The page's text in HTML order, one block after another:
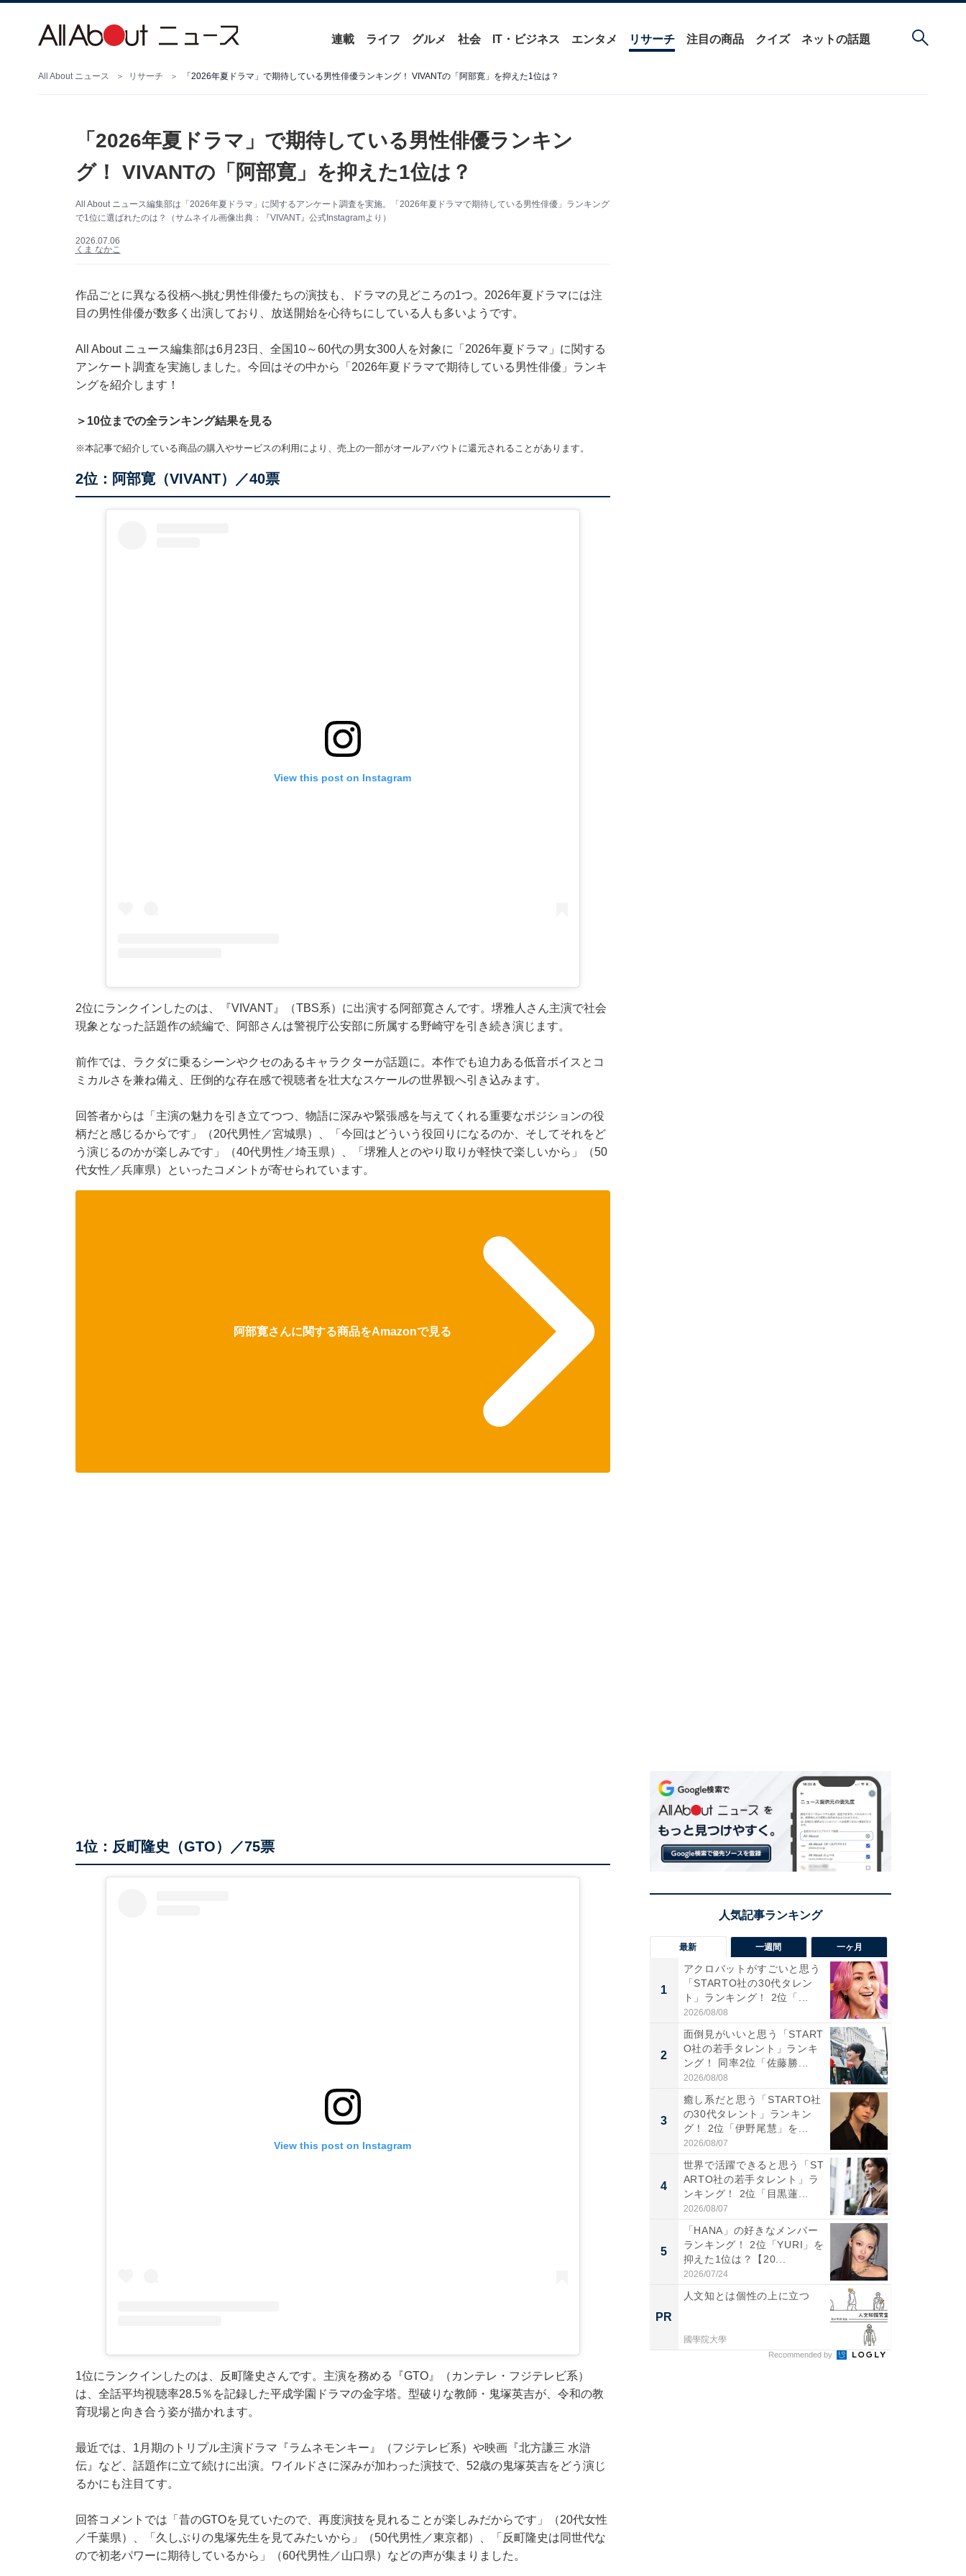
連載 ライフ グルメ 社会 IT・ビジネス エンタメ リサーチ 注目の商品 クイズ ネットの話題
All About ニュース リサーチ 「2026年夏ドラマ」で期待している男性俳優ランキング！ VIVANTの「阿部寛」を抑えた1位は？
「2026年夏ドラマ」で期待している男性俳優ランキン
グ！ VIVANTの「阿部寛」を抑えた1位は？
All About ニュース編集部は「2026年夏ドラマ」に関するアンケート調査を実施。「2026年夏ドラマで期待している男性俳優」ランキング
で1位に選ばれたのは？（サムネイル画像出典：『VIVANT』公式Instagramより）
2026.07.06
くま なかこ
作品ごとに異なる役柄へ挑む男性俳優たちの演技も、ドラマの見どころの1つ。2026年夏ドラマには注
目の男性俳優が数多く出演しており、放送開始を心待ちにしている人も多いようです。
All About ニュース編集部は6月23日、全国10～60代の男女300人を対象に「2026年夏ドラマ」に関する
アンケート調査を実施しました。今回はその中から「2026年夏ドラマで期待している男性俳優」ランキ
ングを紹介します！
＞10位までの全ランキング結果を見る
※本記事で紹介している商品の購入やサービスの利用により、売上の一部がオールアバウトに還元されることがあります。
2位：阿部寛（VIVANT）／40票
View this post on Instagram
2位にランクインしたのは、『VIVANT』（TBS系）に出演する阿部寛さんです。堺雅人さん主演で社会
現象となった話題作の続編で、阿部さんは警視庁公安部に所属する野崎守を引き続き演じます。
前作では、ラクダに乗るシーンやクセのあるキャラクターが話題に。本作でも迫力ある低音ボイスとコ
ミカルさを兼ね備え、圧倒的な存在感で視聴者を壮大なスケールの世界観へ引き込みます。
回答者からは「主演の魅力を引き立てつつ、物語に深みや緊張感を与えてくれる重要なポジションの役
柄だと感じるからです」（20代男性／宮城県）、「今回はどういう役回りになるのか、そしてそれをど
う演じるのかが楽しみです」（40代男性／埼玉県）、「堺雅人とのやり取りが軽快で楽しいから」（50
代女性／兵庫県）といったコメントが寄せられています。
阿部寛さんに関する商品をAmazonで見る
1位：反町隆史（GTO）／75票
View this post on Instagram
1位にランクインしたのは、反町隆史さんです。主演を務める『GTO』（カンテレ・フジテレビ系）
は、全話平均視聴率28.5％を記録した平成学園ドラマの金字塔。型破りな教師・鬼塚英吉が、令和の教
育現場と向き合う姿が描かれます。
最近では、1月期のトリプル主演ドラマ『ラムネモンキー』（フジテレビ系）や映画『北方謙三 水滸
伝』など、話題作に立て続けに出演。ワイルドさに深みが加わった演技で、52歳の鬼塚英吉をどう演じ
るかにも注目てす。
回答コメントでは「昔のGTOを見ていたので、再度演技を見れることが楽しみだからです」（20代女性
／千葉県）、「久しぶりの鬼塚先生を見てみたいから」（50代男性／東京都）、「反町隆史は同世代な
ので初老パワーに期待しているから」（60代男性／山口県）などの声が集まりました。
最新 一週間 一ヶ月
1
アクロバットがすごいと思う
「STARTO社の30代タレン
ト」ランキング！ 2位「...
2026/08/08
2
面倒見がいいと思う「START
O社の若手タレント」ランキ
ング！ 同率2位「佐藤勝...
2026/08/08
3
癒し系だと思う「STARTO社
の30代タレント」ランキン
グ！ 2位「伊野尾慧」を...
2026/08/07
4
世界で活躍できると思う「ST
ARTO社の若手タレント」ラ
ンキング！ 2位「目黒蓮...
2026/08/07
5
「HANA」の好きなメンバー
ランキング！ 2位「YURI」を
抑えた1位は？【20...
2026/07/24
PR
人文知とは個性の上に立つ
國學院大學
Recommended by